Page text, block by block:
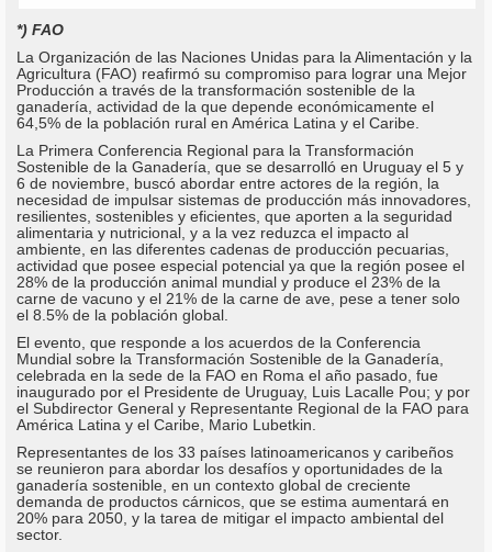
*) FAO
La Organización de las Naciones Unidas para la Alimentación y la
Agricultura (FAO) reafirmó su compromiso para lograr una Mejor
Producción a través de la transformación sostenible de la
ganadería, actividad de la que depende económicamente el
64,5% de la población rural en América Latina y el Caribe.
La Primera Conferencia Regional para la Transformación
Sostenible de la Ganadería, que se desarrolló en Uruguay el 5 y
6 de noviembre, buscó abordar entre actores de la región, la
necesidad de impulsar sistemas de producción más innovadores,
resilientes, sostenibles y eficientes, que aporten a la seguridad
alimentaria y nutricional, y a la vez reduzca el impacto al
ambiente, en las diferentes cadenas de producción pecuarias,
actividad que posee especial potencial ya que la región posee el
28% de la producción animal mundial y produce el 23% de la
carne de vacuno y el 21% de la carne de ave, pese a tener solo
el 8.5% de la población global.
El evento, que responde a los acuerdos de la Conferencia
Mundial sobre la Transformación Sostenible de la Ganadería,
celebrada en la sede de la FAO en Roma el año pasado, fue
inaugurado por el Presidente de Uruguay, Luis Lacalle Pou; y por
el Subdirector General y Representante Regional de la FAO para
América Latina y el Caribe, Mario Lubetkin.
Representantes de los 33 países latinoamericanos y caribeños
se reunieron para abordar los desafíos y oportunidades de la
ganadería sostenible, en un contexto global de creciente
demanda de productos cárnicos, que se estima aumentará en
20% para 2050, y la tarea de mitigar el impacto ambiental del
sector.